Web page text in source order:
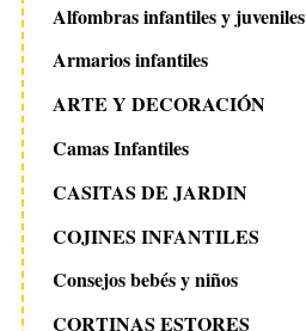
Alfombras infantiles y juveniles
Armarios infantiles
ARTE Y DECORACIÓN
Camas Infantiles
CASITAS DE JARDIN
COJINES INFANTILES
Consejos bebés y niños
CORTINAS ESTORES